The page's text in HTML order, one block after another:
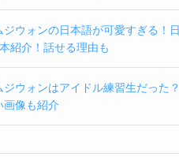
ジウォンの日本語が可愛すぎる！
紹介！話せる理由も
ジウォンはアイドル練習生だった
画像も紹介